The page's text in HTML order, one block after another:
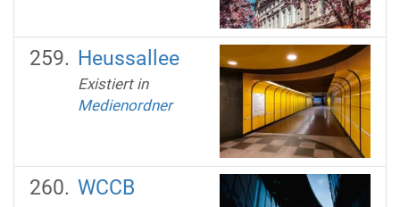
Heussallee
Existiert in
Medienordner
WCCB